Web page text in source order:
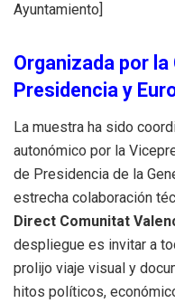
Ayuntamiento]
Organizada por
Presidencia y
La muestra ha sido
autonómico por la
de Presidencia de la
estrecha colaboración
Direct Comunitat
despliegue es invitar a
prolijo viaje visual y
hitos políticos,